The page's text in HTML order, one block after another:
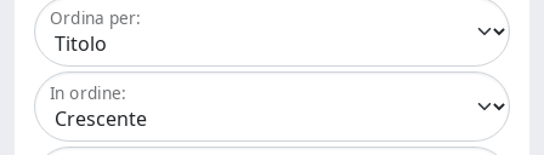
Ordina per:
In ordine: